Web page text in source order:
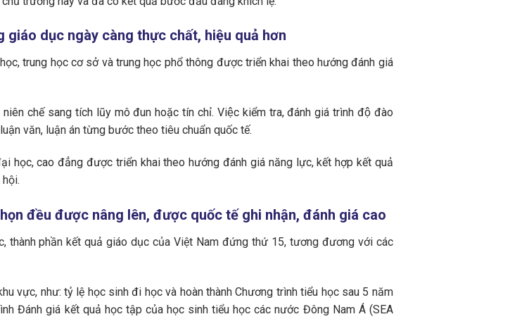
dục ngày càng thực chất, hiệu quả hơn
trung học cơ sở và trung học phổ thông được triển khai theo hướng đánh giá
chế sang tích lũy mô đun hoặc tín chỉ. Việc kiểm tra, đánh giá trình độ đào
văn, luận án từng bước theo tiêu chuẩn quốc tế.
học, cao đẳng được triển khai theo hướng đánh giá năng lực, kết hợp kết quả
đều được nâng lên, được quốc tế ghi nhận, đánh giá cao
thành phần kết quả giáo dục của Việt Nam đứng thứ 15, tương đương với các
vực, như: tỷ lệ học sinh đi học và hoàn thành Chương trình tiểu học sau 5 năm
Đánh giá kết quả học tập của học sinh tiểu học các nước Đông Nam Á (SEA